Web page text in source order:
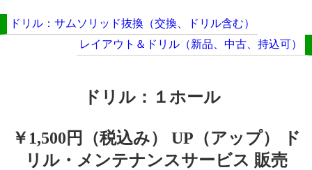
ドリル：サムソリッド抜換（交換、ドリル含む）
レイアウト＆ドリル（新品、中古、持込可）
ドリル：１ホール
￥1,500円（税込み） UP（アップ） ド
リル・メンテナンスサービス 販売